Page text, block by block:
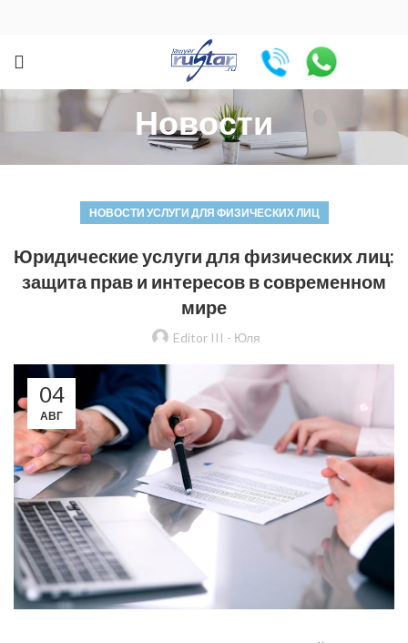
Новости
НОВОСТИ УСЛУГИ ДЛЯ ФИЗИЧЕСКИХ ЛИЦ
Юридические услуги для физических лиц:
защита прав и интересов в современном
мире
Editor III - Юля
04
АВГ